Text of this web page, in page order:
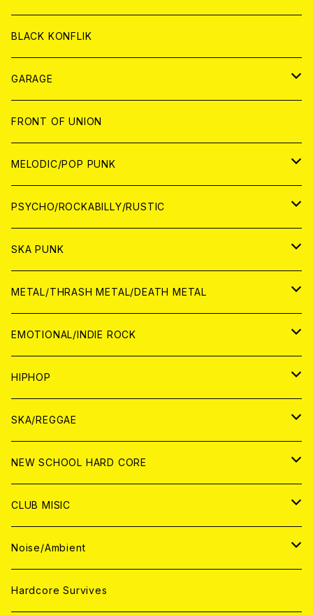
ANALOG
ANALOG
CD
ANALOG
BLACK KONFLIK
GARAGE
JAPAN
アナログ
CD
WORLD
アナログ
CD
FRONT OF UNION
MELODIC/POP PUNK
JAPAN
CD
ANALOG
WORLD
CD
ANALOG
PSYCHO/ROCKABILLY/RUSTIC
JAPAN
CD
ANALOG
WORLD
CD
ANALOG
SKA PUNK
JAPAN
CD
ANALOG
WORLD
CD
ANALOG
METAL/THRASH METAL/DEATH METAL
JAPAN
CD
ANALOG
WORLD
ANALOG
CD
EMOTIONAL/INDIE ROCK
JAPAN
CD
ANALOG
WORLD
CD
ANALOG
HIPHOP
JAPAN
CD
ANALOG
WORLD
CD
ANALOG
SKA/REGGAE
JAPAN
CD
ANALOG
WORLD
CD
ANALOG
NEW SCHOOL HARD CORE
JAPAN
CD
ANALOG
WORLD
CD
CLUB MISIC
JAPAN
CD
WORLD
Noise/Ambient
JAPAN
Hardcore Survives